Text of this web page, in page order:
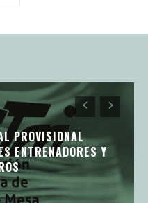
PROVISIONAL
ENTRENADORES Y